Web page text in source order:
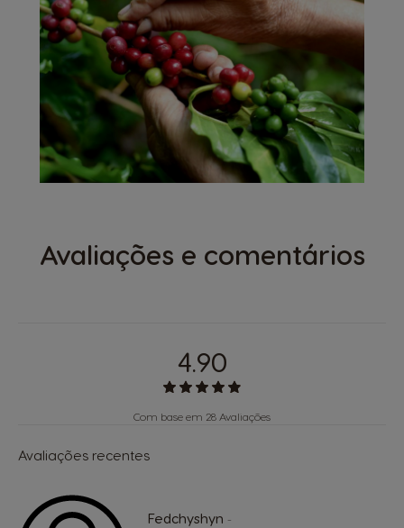
Avaliações e comentários
4.90
Com base em 28 Avaliações
Avaliações recentes
Fedchyshyn -